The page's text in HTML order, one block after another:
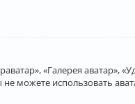
«Галерея аватар»,
можете использовать